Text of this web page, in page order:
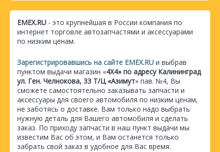
EMEX.RU - это крупнейшая в России компания по
интернет торговле автозапчастями и аксессуарами
по низким ценам.
Зарегистрировавшись на сайте EMEX.RU и выбрав
пунктом выдачи магазин «4Х4» по адресу Калининград
ул. Ген. Челнокова, 33 Т/Ц «Азимут» пав. №4, Вы
сможете самостоятельно заказывать запчасти и
аксессуары для своего автомобиля по низким ценам,
не заботясь о доставке. Вам только надо выбрать
нужную деталь для Вашего автомобиля и сделать
заказ. По приходу запчасти в наш пункт выдачи мы
известим Вас об этом, и Вам останется только
забрать свой заказ в удобное для Вас время.